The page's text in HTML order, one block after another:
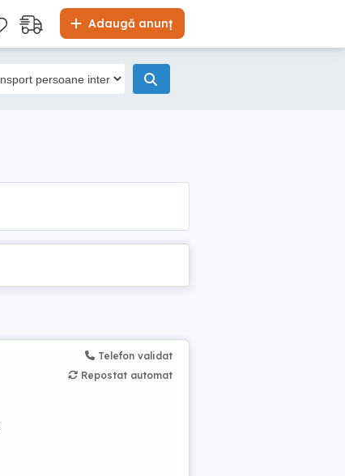
Adaugă anunț
Telefon validat
Repostat automat